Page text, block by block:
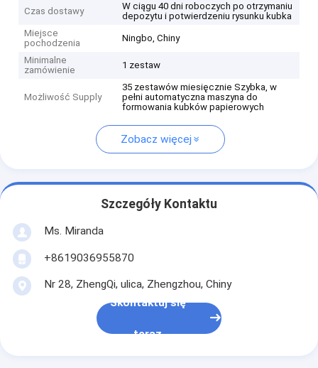
Czas dostawy
W ciągu 40 dni roboczych po otrzymaniu
depozytu i potwierdzeniu rysunku kubka
Miejsce
pochodzenia
Ningbo, Chiny
Minimalne
zamówienie
1 zestaw
Możliwość Supply
35 zestawów miesięcznie Szybka, w
pełni automatyczna maszyna do
formowania kubków papierowych
Zobacz więcej
Szczegóły Kontaktu
Ms. Miranda
+8619036955870
Nr 28, ZhengQi, ulica, Zhengzhou, Chiny
Skontaktuj się
teraz